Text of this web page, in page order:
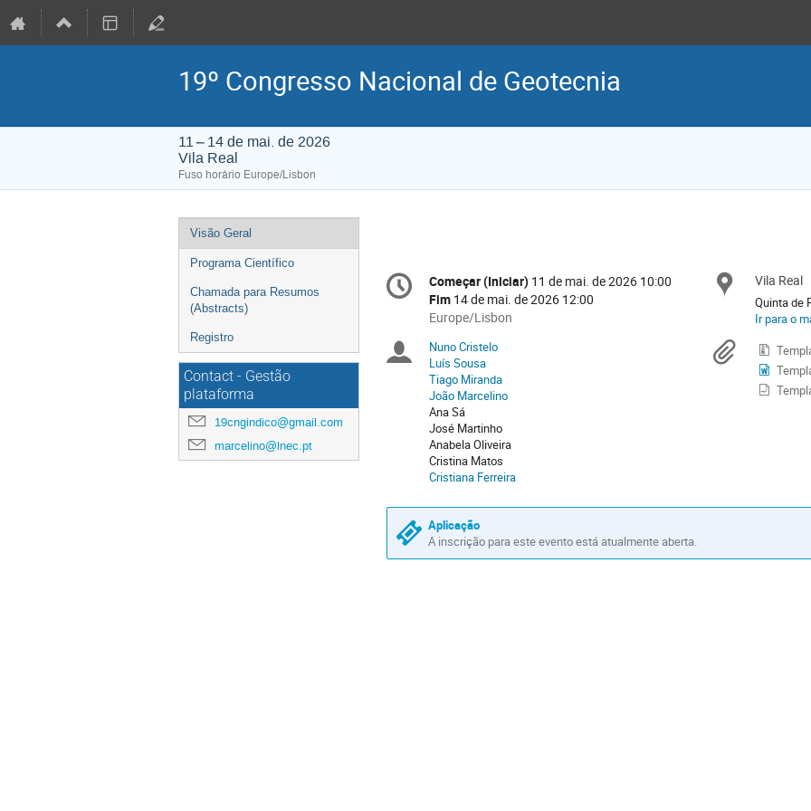
19º Congresso Nacional de Geotecnia
11 – 14 de mai. de 2026
Vila Real
Fuso horário Europe/Lisbon
Event
menu
Visão Geral
Programa Científico
Chamada para Resumos
(Abstracts)
Registro
Contact - Gestão
plataforma
19cngindico@gmail.com
marcelino@lnec.pt
Conference
information
Data/hora
Começar (Iniciar) 11 de mai. de 2026 10:00
Fim 14 de mai. de 2026 12:00
All
are
in
Europe/Lisbon
Europe/Lisbon
Vila Real
Quinta de
Ir para o
Presidentes
(Chairs)
Nuno Cristelo
Luís Sousa
Tiago Miranda
João Marcelino
Ana Sá
José Martinho
Anabela Oliveira
Cristina Matos
Cristiana Ferreira
Aplicação
A inscrição para este evento está atualmente aberta.